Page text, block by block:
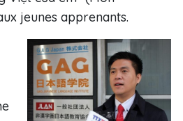
jeunes apprenants.